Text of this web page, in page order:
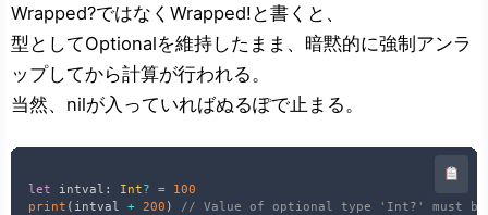
Wrapped?ではなくWrapped!と書くと、
型としてOptionalを維持したまま、暗黙的に強制アンラ
ップしてから計算が行われる。
当然、nilが入っていればぬるぽで止まる。
let intval : Int? =
100
print ( intval + 200 )
// Value of optional type 'Int?' must